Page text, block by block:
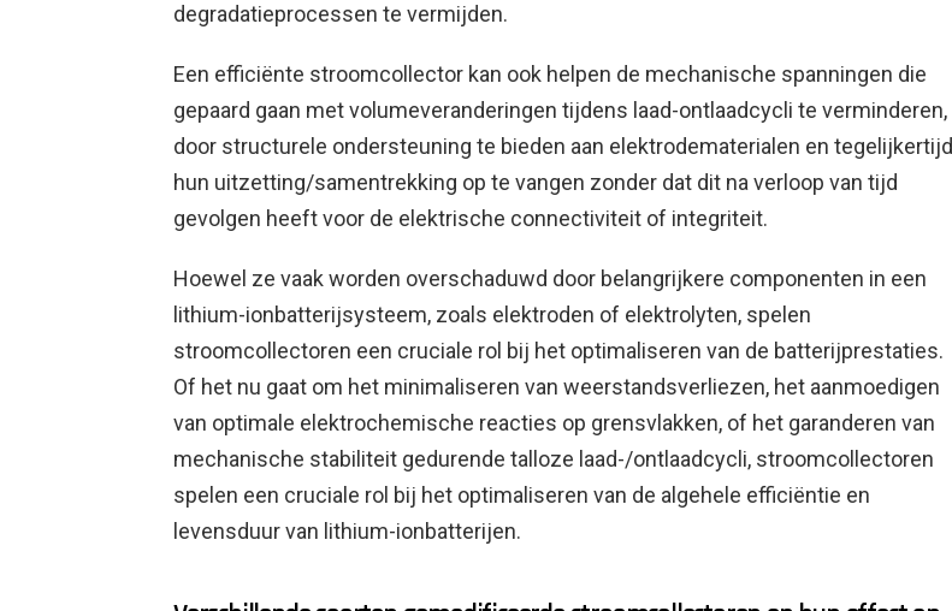
degradatieprocessen te vermijden.
Een efficiënte stroomcollector kan ook helpen de mechanische spanningen die
gepaard gaan met volumeveranderingen tijdens laad-ontlaadcycli te verminderen,
door structurele ondersteuning te bieden aan elektrodematerialen en tegelijkertijd
hun uitzetting/samentrekking op te vangen zonder dat dit na verloop van tijd
gevolgen heeft voor de elektrische connectiviteit of integriteit.
Hoewel ze vaak worden overschaduwd door belangrijkere componenten in een
lithium-ionbatterijsysteem, zoals elektroden of elektrolyten, spelen
stroomcollectoren een cruciale rol bij het optimaliseren van de batterijprestaties.
Of het nu gaat om het minimaliseren van weerstandsverliezen, het aanmoedigen
van optimale elektrochemische reacties op grensvlakken, of het garanderen van
mechanische stabiliteit gedurende talloze laad-/ontlaadcycli, stroomcollectoren
spelen een cruciale rol bij het optimaliseren van de algehele efficiëntie en
levensduur van lithium-ionbatterijen.